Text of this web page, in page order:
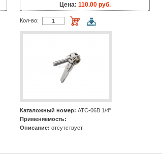
Цена: 110.00 руб.
Кол-во:
Каталожный номер: АТС-06В 1/4"
Применяемость:
Описание: отсутствует